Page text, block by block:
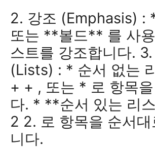
2. 강조 (Emphasis) :
또는 **볼드** 를 사
스트를 강조합니다.
(Lists) : * 순서 없는
+ + , 또는 * 로 항목
다. * **순서 있는 리
2 2. 로 항목을 순서
니다.